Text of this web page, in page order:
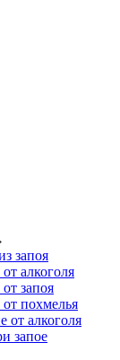
запоя
алкоголя
запоя
похмелья
от алкоголя
запое